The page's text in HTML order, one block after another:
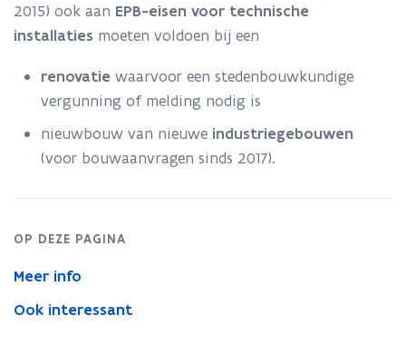
EPB-
eisen
installaties
2015) ook aan EPB-eisen voor technische
installaties moeten voldoen bij een
renovatie waarvoor een stedenbouwkundige
vergunning of melding nodig is
nieuwbouw van nieuwe industriegebouwen
(voor bouwaanvragen sinds 2017).
OP DEZE PAGINA
Meer info
Ook interessant